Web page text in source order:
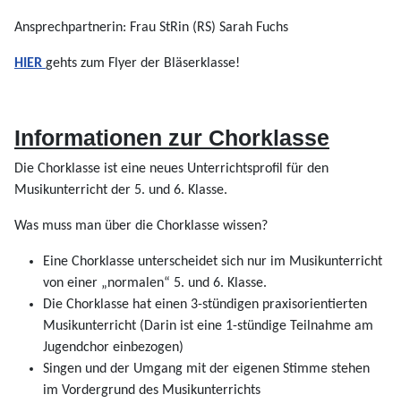
Ansprechpartnerin: Frau StRin (RS) Sarah Fuchs
HIER gehts zum Flyer der Bläserklasse!
Informationen zur Chorklasse
Die Chorklasse ist eine neues Unterrichtsprofil für den
Musikunterricht der 5. und 6. Klasse.
Was muss man über die Chorklasse wissen?
Eine Chorklasse unterscheidet sich nur im Musikunterricht
von einer „normalen“ 5. und 6. Klasse.
Die Chorklasse hat einen 3-stündigen praxisorientierten
Musikunterricht (Darin ist eine 1-stündige Teilnahme am
Jugendchor einbezogen)
Singen und der Umgang mit der eigenen Stimme stehen
im Vordergrund des Musikunterrichts